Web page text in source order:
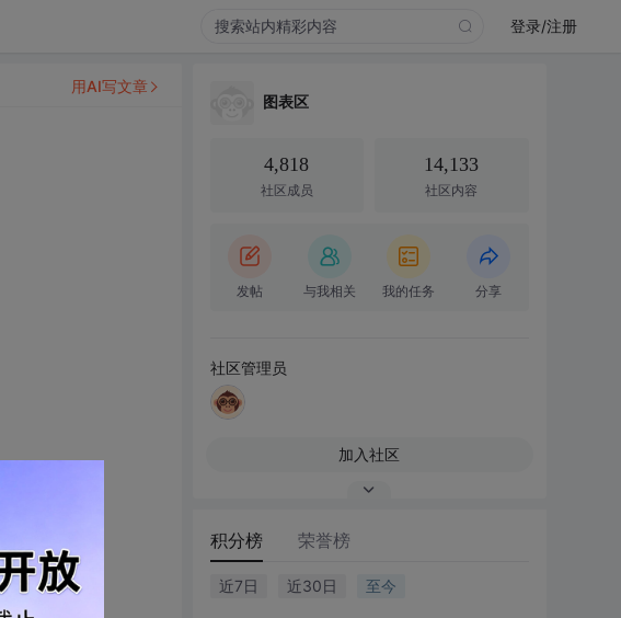
登录/注册
用AI写文章
图表区
4,818
社区成员
14,133
社区内容
发帖 与我相关 我的任务 分享
社区管理员
加入社区
积分榜 荣誉榜
近7日 近30日 至今